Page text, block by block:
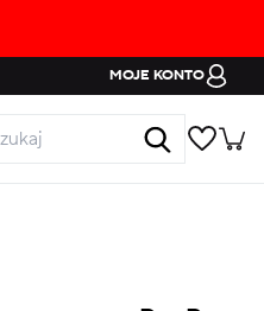
MOJE KONTO